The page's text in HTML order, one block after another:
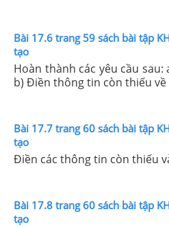
Bài 17.6 trang 59 sách bài tập
tạo
Hoàn thành các yêu cầu sau: a) Cho biết tế bào là gì.
b) Điền thông tin còn thiếu về
Bài 17.7 trang 60 sách bài tập
tạo
Điền các thông tin còn thiếu
Bài 17.8 trang 60 sách bài tập
tạo